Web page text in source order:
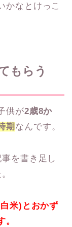
かなとけっこ
もらう
供が2歳8か
期 なんです。
を書き足し
米)とおかず
。